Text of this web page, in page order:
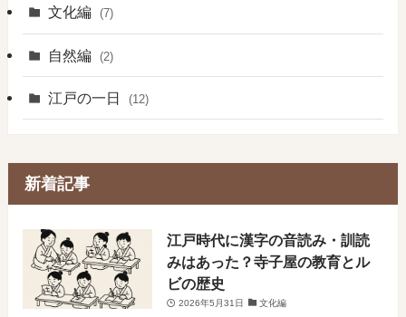
文化編 (7)
自然編 (2)
江戸の一日 (12)
新着記事
​江戸時代に漢字の音読み・訓読
みはあった？寺子屋の教育とル
ビの歴史
2026年5月31日 文化編